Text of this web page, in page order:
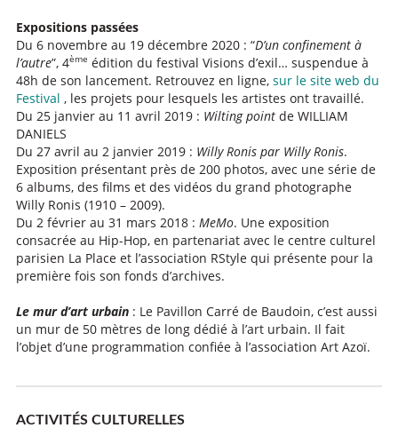
Expositions passées
Du 6 novembre au 19 décembre 2020 : “D’un confinement à
l’autre”, 4ème édition du festival Visions d’exil… suspendue à
48h de son lancement. Retrouvez en ligne, sur le site web du
Festival , les projets pour lesquels les artistes ont travaillé.
Du 25 janvier au 11 avril 2019 : Wilting point de WILLIAM
DANIELS
Du 27 avril au 2 janvier 2019 : Willy Ronis par Willy Ronis.
Exposition présentant près de 200 photos, avec une série de
6 albums, des films et des vidéos du grand photographe
Willy Ronis (1910 – 2009).
Du 2 février au 31 mars 2018 : MeMo. Une exposition
consacrée au Hip-Hop, en partenariat avec le centre culturel
parisien La Place et l’association RStyle qui présente pour la
première fois son fonds d’archives.
Le mur d’art urbain : Le Pavillon Carré de Baudoin, c’est aussi
un mur de 50 mètres de long dédié à l’art urbain. Il fait
l’objet d’une programmation confiée à l’association Art Azoï.
ACTIVITÉS CULTURELLES